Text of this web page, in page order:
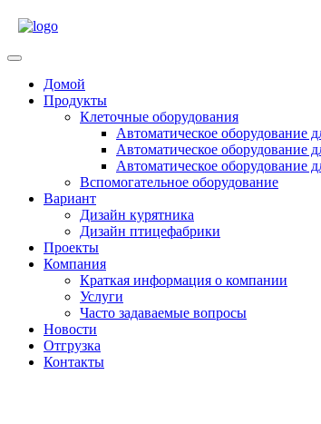
Open
Домой
Продукты
Клеточные оборудования
Автоматическое оборудование
Автоматическое оборудование
Автоматическое оборудование
Вспомогательное оборудование
Вариант
Дизайн курятника
Дизайн птицефабрики
Проекты
Компания
Краткая информация о компании
Услуги
Часто задаваемые вопросы
Новости
Отгрузка
Контакты